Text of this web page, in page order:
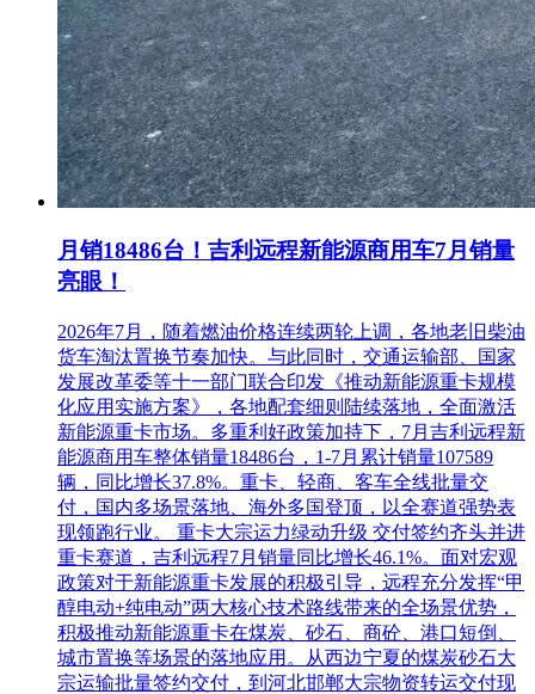
月销18486台！吉利远程新能源商用车7月销量
亮眼！
2026年7月，随着燃油价格连续两轮上调，各地老旧柴油
货车淘汰置换节奏加快。与此同时，交通运输部、国家
发展改革委等十一部门联合印发《推动新能源重卡规模
化应用实施方案》，各地配套细则陆续落地，全面激活
新能源重卡市场。多重利好政策加持下，7月吉利远程新
能源商用车整体销量18486台，1-7月累计销量107589
辆，同比增长37.8%。重卡、轻商、客车全线批量交
付，国内多场景落地、海外多国登顶，以全赛道强势表
现领跑行业。 重卡大宗运力绿动升级 交付签约齐头并进
重卡赛道，吉利远程7月销量同比增长46.1%。面对宏观
政策对于新能源重卡发展的积极引导，远程充分发挥“甲
醇电动+纯电动”两大核心技术路线带来的全场景优势，
积极推动新能源重卡在煤炭、砂石、商砼、港口短倒、
城市置换等场景的落地应用。从西边宁夏的煤炭砂石大
宗运输批量签约交付，到河北邯郸大宗物资转运交付现